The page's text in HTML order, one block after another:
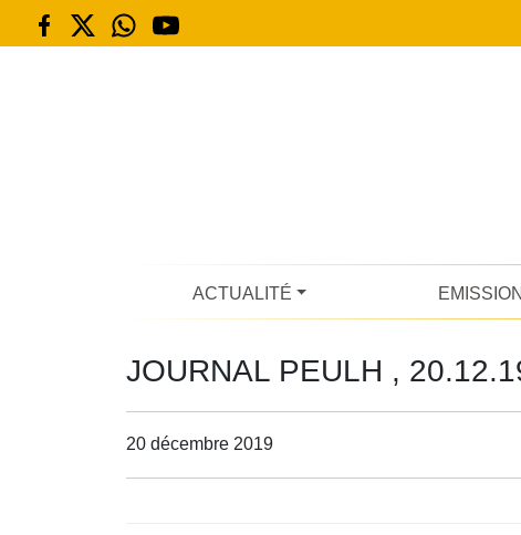
ACTUALITÉ
JOURNAL PEULH ,
20 décembre 2019